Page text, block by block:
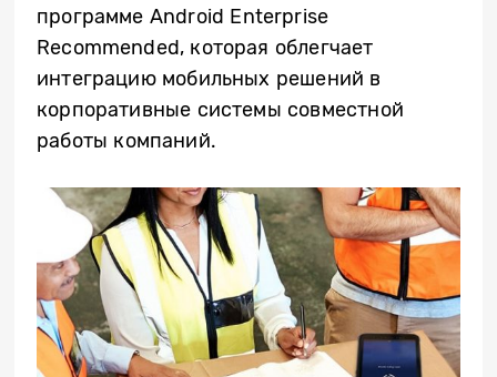
программе Android Enterprise
Recommended, которая облегчает
интеграцию мобильных решений в
корпоративные системы совместной
работы компаний.